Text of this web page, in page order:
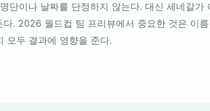
이나 날짜를 단정하지 않는다. 대신 세네갈가
. 2026 월드컵 팀 프리뷰에서 중요한 것은 이
모두 결과에 영향을 준다.